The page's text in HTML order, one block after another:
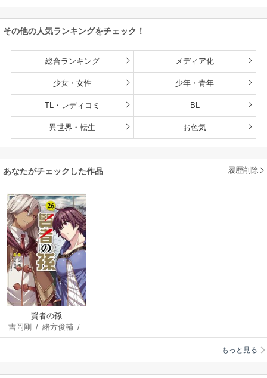
版】
その他の人気ランキングをチェック！
総合ランキング メディア化
少女・女性 少年・青年
TL・レディコミ BL
異世界・転生 お色気
あなたがチェックした作品 履歴削除
賢者の孫
吉岡剛
/緒方俊輔 /
菊池政治
もっと見る